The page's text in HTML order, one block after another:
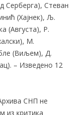
Серберга), Стеван
(Хајнек), Љ.
(Августа), Р.
М.
(Виљем), Д.
– Изведено 12
СНП не
из критика